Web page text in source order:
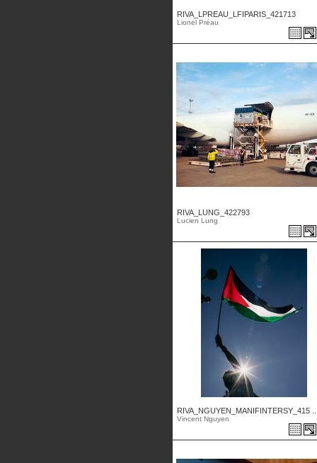
RIVA_LPREAU_LFIPARIS_421713
Lionel Préau
RIVA_LUNG_422793
Lucien Lung
RIVA_NGUYEN_MANIFINTERSY_415
Vincent Nguyen